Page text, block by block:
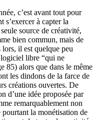
c’est avant tout pour
s’exercer à capter la
source de créativité,
bien commun, mais de
il est quelque peu
libre “qui ne
85) alors que dans le même
les dindons de la farce de
créations ouvertes. De
d’une idée proposée par
remarquablement non
la monétisation de